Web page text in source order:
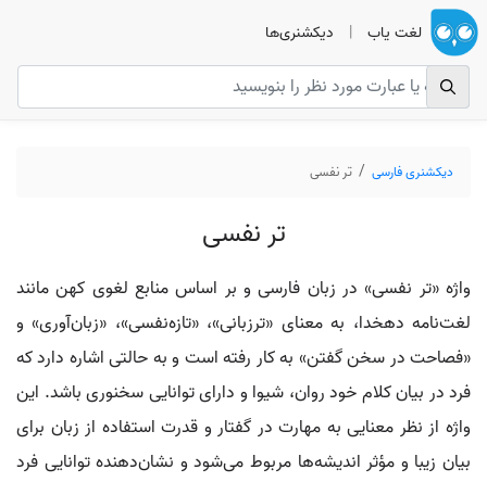
لغت یاب | دیکشنری‌ها
دیکشنری فارسی تر نفسی
تر نفسی
واژه «تر نفسی» در زبان فارسی و بر اساس منابع لغوی کهن مانند
لغت‌نامه دهخدا، به معنای «ترزبانی»، «تازه‌نفسی»، «زبان‌آوری» و
«فصاحت در سخن گفتن» به کار رفته است و به حالتی اشاره دارد که
فرد در بیان کلام خود روان، شیوا و دارای توانایی سخنوری باشد. این
واژه از نظر معنایی به مهارت در گفتار و قدرت استفاده از زبان برای
بیان زیبا و مؤثر اندیشه‌ها مربوط می‌شود و نشان‌دهنده توانایی فرد